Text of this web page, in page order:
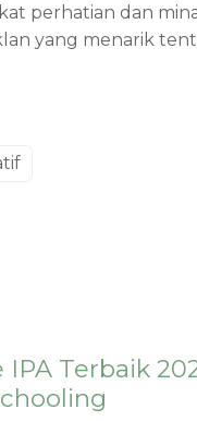
perhatian dan
yang menarik
Terbaik